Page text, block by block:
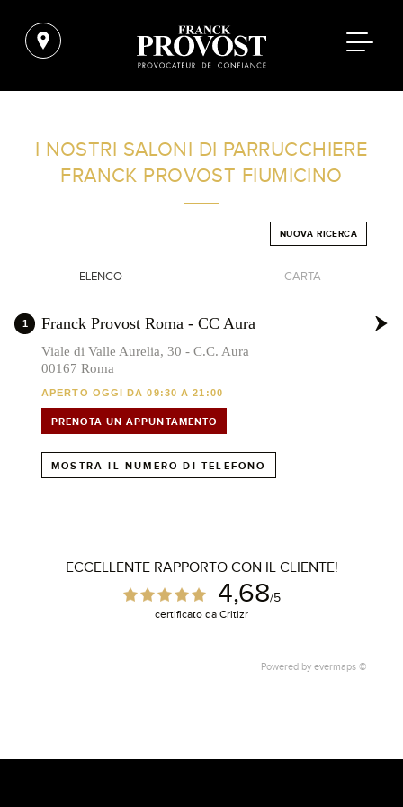
FILTRI AVANZATI
I NOSTRI SALONI DI PARRUCCHIERE
FRANCK PROVOST FIUMICINO
NUOVA RICERCA
ELENCO CARTA
+
1 Franck Provost Roma - CC Aura
Viale di Valle Aurelia, 30 - C.C. Aura
00167 Roma
APERTO OGGI DA 09:30 A 21:00
PRENOTA UN APPUNTAMENTO
MOSTRA IL NUMERO DI TELEFONO
ECCELLENTE RAPPORTO CON IL CLIENTE!
4,68/5
certificato da Critizr
Powered by evermaps ©